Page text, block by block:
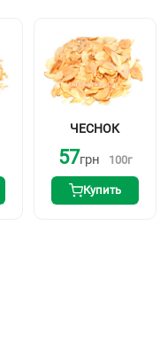
ЧЕСНОК
57грн 100г
Купить